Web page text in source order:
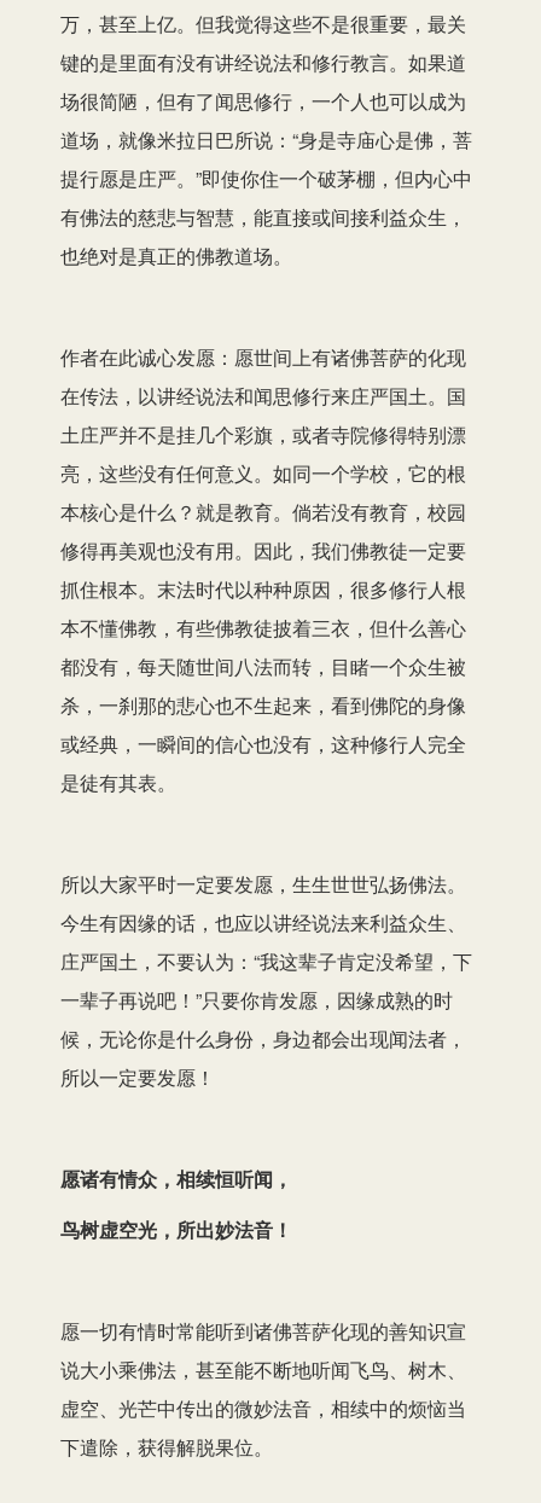
万，甚至上亿。但我觉得这些不是很重要，最关
键的是里面有没有讲经说法和修行教言。如果道
场很简陋，但有了闻思修行，一个人也可以成为
道场，就像米拉日巴所说：“身是寺庙心是佛，菩
提行愿是庄严。”即使你住一个破茅棚，但内心中
有佛法的慈悲与智慧，能直接或间接利益众生，
也绝对是真正的佛教道场。
作者在此诚心发愿：愿世间上有诸佛菩萨的化现
在传法，以讲经说法和闻思修行来庄严国土。国
土庄严并不是挂几个彩旗，或者寺院修得特别漂
亮，这些没有任何意义。如同一个学校，它的根
本核心是什么？就是教育。倘若没有教育，校园
修得再美观也没有用。因此，我们佛教徒一定要
抓住根本。末法时代以种种原因，很多修行人根
本不懂佛教，有些佛教徒披着三衣，但什么善心
都没有，每天随世间八法而转，目睹一个众生被
杀，一刹那的悲心也不生起来，看到佛陀的身像
或经典，一瞬间的信心也没有，这种修行人完全
是徒有其表。
所以大家平时一定要发愿，生生世世弘扬佛法。
今生有因缘的话，也应以讲经说法来利益众生、
庄严国土，不要认为：“我这辈子肯定没希望，下
一辈子再说吧！”只要你肯发愿，因缘成熟的时
候，无论你是什么身份，身边都会出现闻法者，
所以一定要发愿！
愿诸有情众，相续恒听闻，
鸟树虚空光，所出妙法音！
愿一切有情时常能听到诸佛菩萨化现的善知识宣
说大小乘佛法，甚至能不断地听闻飞鸟、树木、
虚空、光芒中传出的微妙法音，相续中的烦恼当
下遣除，获得解脱果位。